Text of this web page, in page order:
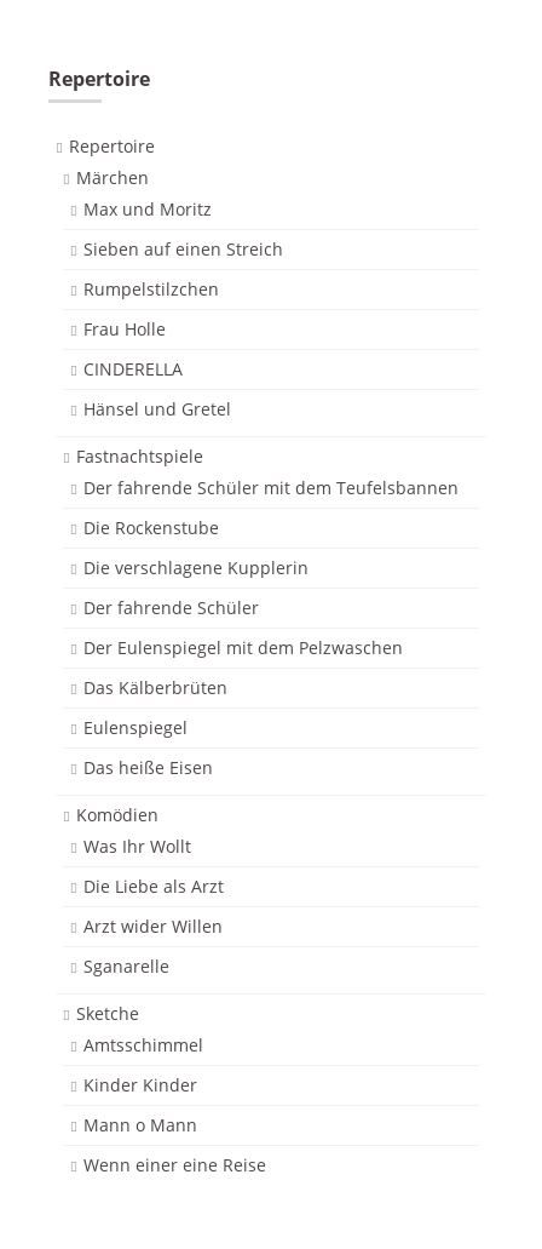
Repertoire
Repertoire
Märchen
Max und Moritz
Sieben auf einen Streich
Rumpelstilzchen
Frau Holle
CINDERELLA
Hänsel und Gretel
Fastnachtspiele
Der fahrende Schüler mit dem Teufelsbannen
Die Rockenstube
Die verschlagene Kupplerin
Der fahrende Schüler
Der Eulenspiegel mit dem Pelzwaschen
Das Kälberbrüten
Eulenspiegel
Das heiße Eisen
Komödien
Was Ihr Wollt
Die Liebe als Arzt
Arzt wider Willen
Sganarelle
Sketche
Amtsschimmel
Kinder Kinder
Mann o Mann
Wenn einer eine Reise